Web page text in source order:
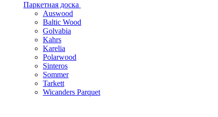
Паркетная доска
Auswood
Baltic Wood
Golvabia
Kahrs
Karelia
Polarwood
Sinteros
Sommer
Tarkett
Wicanders Parquet